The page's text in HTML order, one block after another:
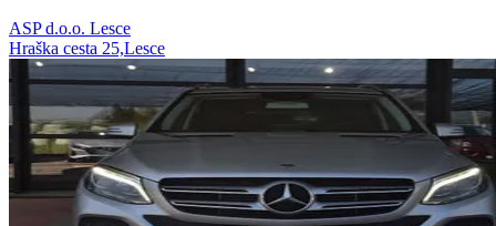
ASP d.o.o. Lesce
Hraška cesta 25,Lesce